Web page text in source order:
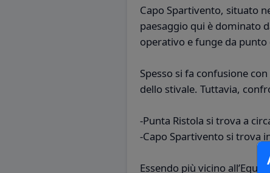
Capo Spartivento, situato
paesaggio qui è dominato
operativo e funge da
Spesso si fa confusione
dello stivale. Tuttavia,
-Punta Ristola si trova a
-Capo Spartivento si trova
Essendo più vicino